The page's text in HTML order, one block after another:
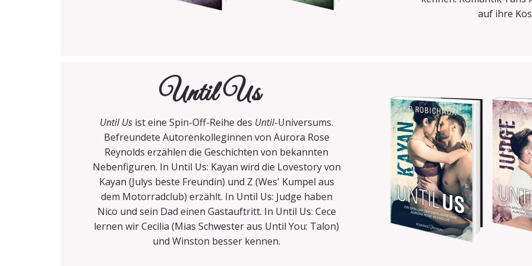
auf ihre
Until Us
Until Us ist eine Spin-Off-Reihe des Until-Universums.
Befreundete Autorenkolleginnen von Aurora Rose
Reynolds erzählen die Geschichten von bekannten
Nebenfiguren. In Until Us: Kayan wird die Lovestory von
Kayan (Julys beste Freundin) und Z (Wes' Kumpel aus
dem Motorradclub) erzählt. In Until Us: Judge haben
Nico und sein Dad einen Gastauftritt. In Until Us: Cece
lernen wir Cecilia (Mias Schwester aus Until You: Talon)
und Winston besser kennen.